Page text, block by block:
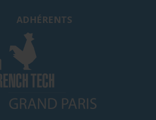
ADHÉRENTS